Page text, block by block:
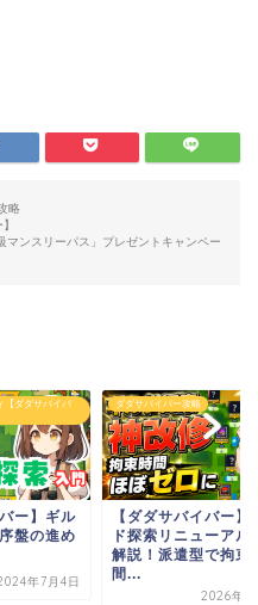
略
マンスリーパス」プレゼントキャンペー
【ダダサバイバ
ー】ギル
盤の進め
年7月4日
ダダサバイバー攻略
【ダダサバイバー】
ド探索リニューアル
解説！派遣型で拘束
間...
2026年7